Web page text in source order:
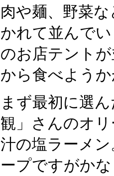
肉や麺、野菜
かれて並んで
のお店テント
から食べよう
まず最初に選
観」さんのオ
汁の塩ラーメ
ープですがか